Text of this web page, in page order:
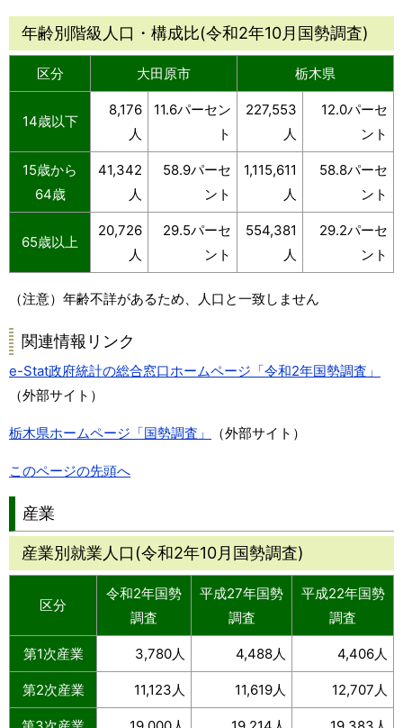
年齢別階級人口・構成比(令和2年10月国勢調査)
区分 大田原市 栃木県
14歳以下
8,176
人
11.6パーセン
ト
227,553
人
12.0パーセ
ント
15歳から
64歳
41,342
人
58.9パーセ
ント
1,115,611
人
58.8パーセ
ント
65歳以上
20,726
人
29.5パーセ
ント
554,381
人
29.2パーセ
ント
（注意）年齢不詳があるため、人口と一致しません
関連情報リンク
e-Stat政府統計の総合窓口ホームページ「令和2年国勢調査」
（外部サイト）
栃木県ホームページ「国勢調査」 （外部サイト）
このページの先頭へ
産業
産業別就業人口(令和2年10月国勢調査)
区分
令和2年国勢
調査
平成27年国勢
調査
平成22年国勢
調査
第1次産業 3,780人 4,488人 4,406人
第2次産業 11,123人 11,619人 12,707人